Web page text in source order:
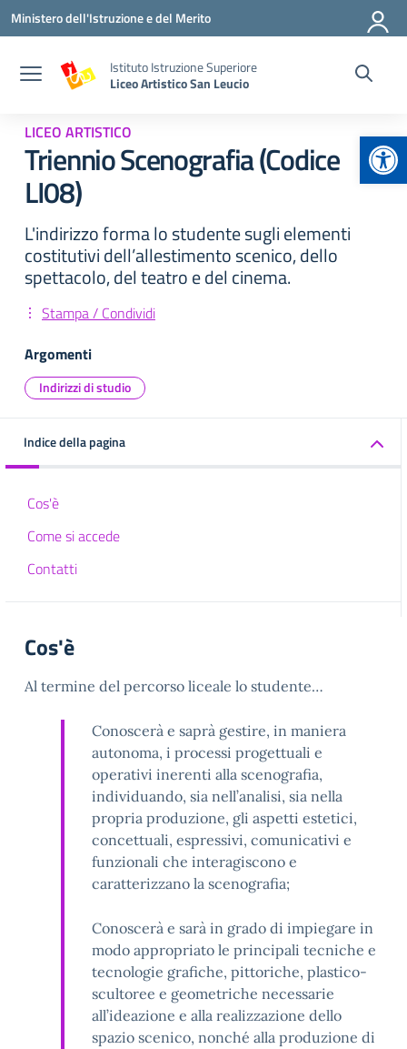
Vai ai contenuti
Vai al menu di navigazione
Vai al footer
Ministero dell'Istruzione e del Merito
Istituto Istruzione Superiore
Liceo Artistico San Leucio
LICEO ARTISTICO
Triennio Scenografia (Codice
LI08)
L'indirizzo forma lo studente sugli elementi
costitutivi dell’allestimento scenico, dello
spettacolo, del teatro e del cinema.
Stampa / Condividi
Argomenti
Indirizzi di studio
Indice della pagina
Cos'è
Come si accede
Contatti
Cos'è
Al termine del percorso liceale lo studente…
Conoscerà e saprà gestire, in maniera
autonoma, i processi progettuali e
operativi inerenti alla scenografia,
individuando, sia nell’analisi, sia nella
propria produzione, gli aspetti estetici,
concettuali, espressivi, comunicativi e
funzionali che interagiscono e
caratterizzano la scenografia;
Conoscerà e sarà in grado di impiegare in
modo appropriato le principali tecniche e
tecnologie grafiche, pittoriche, plastico-
scultoree e geometriche necessarie
all’ideazione e alla realizzazione dello
spazio scenico, nonché alla produzione di